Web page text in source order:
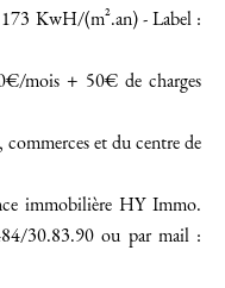
KwH/(m².an) - Label :
mois + 50€ de charges
et du centre de
immobilière HY Immo.
30.83.90 ou par mail :